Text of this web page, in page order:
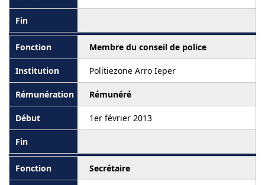
Membre du conseil de police
Politiezone Arro Ieper
Rémunéré
1er février 2013
Secrétaire